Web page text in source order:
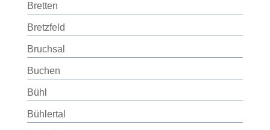
Bretten
Bretzfeld
Bruchsal
Buchen
Bühl
Bühlertal